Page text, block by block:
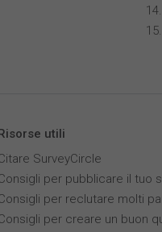
utili
SurveyCircle
per pubblicare il tuo
per reclutare molti
per creare un buon